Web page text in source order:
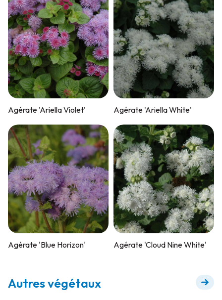
Agérate 'Ariella Violet' Agérate 'Ariella White'
Agérate 'Blue Horizon' Agérate 'Cloud Nine White'
Autres végétaux